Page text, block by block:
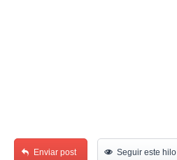
Enviar post Seguir este hilo